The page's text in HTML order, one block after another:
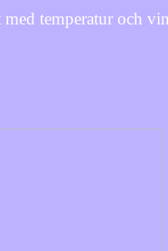
temperatur och